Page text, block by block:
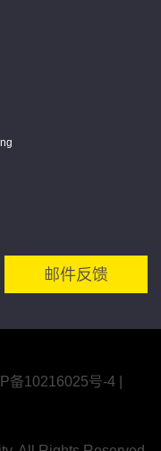
邮件反馈
备10216025号-4|